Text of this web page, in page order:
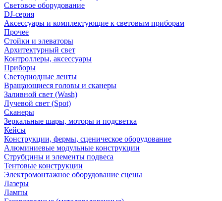
Световое оборудование
DJ-серия
Аксессуары и комплектующие к световым приборам
Прочее
Стойки и элеваторы
Архитектурный свет
Контроллеры, аксессуары
Приборы
Светодиодные ленты
Вращающиеся головы и сканеры
Заливной свет (Wash)
Лучевой свет (Spot)
Сканеры
Зеркальные шары, моторы и подсветка
Кейсы
Конструкции, фермы, сценическое оборудование
Алюминиевые модульные конструкции
Струбцины и элементы подвеса
Тентовые конструкции
Электромонтажное оборудование сцены
Лазеры
Лампы